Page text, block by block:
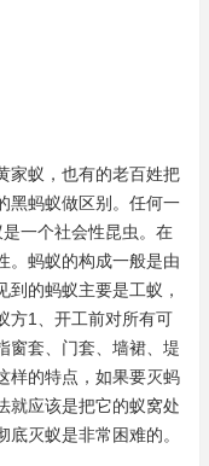
家蚁，也有的老百姓把
黑蚂蚁做区别。任何一
一个社会性昆虫。在
。蚂蚁的构成一般是由
的蚂蚁主要是工蚁，
方1、开工前对所有可
窗套、门套、墙裙、堤
样的特点，如果要灭蚂
就应该是把它的蚁窝处
灭蚁是非常困难的。